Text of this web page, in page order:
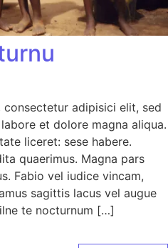
adipisici elit, sed
et dolore magna aliqua.
liceret: sese habere.
quaerimus. Magna pars
Fabio vel iudice vincam,
sagittis lacus vel augue
te nocturnum […]